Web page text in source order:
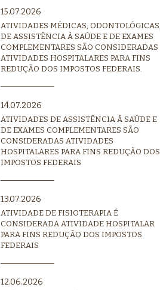
15.07.2026
ATIVIDADES MÉDICAS, ODONTOLÓGICAS,
DE ASSISTÊNCIA À SAÚDE E DE EXAMES
COMPLEMENTARES SÃO CONSIDERADAS
ATIVIDADES HOSPITALARES PARA FINS
REDUÇÃO DOS IMPOSTOS FEDERAIS.
14.07.2026
ATIVIDADES DE ASSISTÊNCIA À SAÚDE E
DE EXAMES COMPLEMENTARES SÃO
CONSIDERADAS ATIVIDADES
HOSPITALARES PARA FINS REDUÇÃO DOS
IMPOSTOS FEDERAIS
13.07.2026
ATIVIDADE DE FISIOTERAPIA É
CONSIDERADA ATIVIDADE HOSPITALAR
PARA FINS REDUÇÃO DOS IMPOSTOS
FEDERAIS
12.06.2026